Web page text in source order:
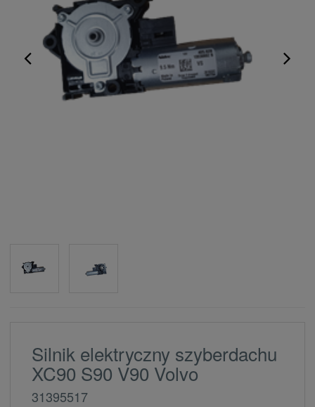
Silnik elektryczny szyberdachu
XC90 S90 V90 Volvo
31395517